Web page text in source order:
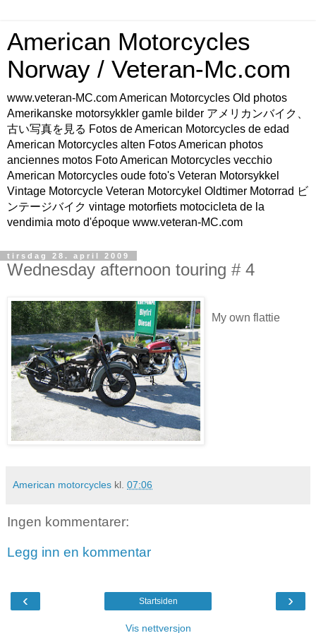
American Motorcycles
Norway / Veteran-Mc.com
www.veteran-MC.com American Motorcycles Old photos
Amerikanske motorsykkler gamle bilder アメリカンバイク、
古い写真を見る Fotos de American Motorcycles de edad
American Motorcycles alten Fotos American photos
anciennes motos Foto American Motorcycles vecchio
American Motorcycles oude foto's Veteran Motorsykkel
Vintage Motorcycle Veteran Motorcykel Oldtimer Motorrad ビ
ンテージバイク vintage motorfiets motocicleta de la
vendimia moto d'époque www.veteran-MC.com
tirsdag 28. april 2009
Wednesday afternoon touring # 4
My own flattie
American motorcycles kl. 07:06
Ingen kommentarer:
Legg inn en kommentar
‹ ›
Startsiden
Vis nettversjon